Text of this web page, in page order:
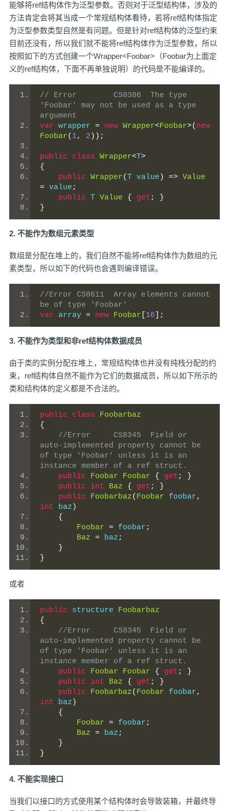
能够将ref结构体作为泛型参数。否则对于泛型结构体，涉及的
方法肯定会将其当成一个常规结构体看待，若将ref结构体指定
为泛型参数类型自然是有问题。但是针对ref结构体的泛型约束
目前还没有，所以我们就不能将ref结构体作为泛型参数，所以
按照如下的方式创建一个Wrapper<Foobar>（Foobar为上面定
义的ref结构体，下面不再单独说明）的代码是不能编译的。
// Error	CS0306	The type
'Foobar' may not be used as a type
argument
var wrapper = new Wrapper<Foobar>( new
Foobar( 1, 2 ));
public class Wrapper<T>
{
public Wrapper(T value ) => Value
= value ;
public T Value { get ;
}
}
2. 不能作为数组元素类型
数组是分配在堆上的，我们自然不能将ref结构体作为数组的元
素类型，所以如下的代码也会遇到编译错误。
//Error	CS0611	Array elements cannot
be of type 'Foobar'
var array = new Foobar 16 ];
3. 不能作为类型和非ref结构体数据成员
由于类的实例分配在堆上，常规结构体也并没有纯栈分配的约
束，ref结构体自然不能作为它们的数据成员，所以如下所示的
类和结构体的定义都是不合法的。
public class
Foobarbaz
{
//Error	CS8345	Field or
auto-implemented property cannot be
of type 'Foobar' unless it is an
instance member of a ref struct.
public
Foobar Foobar { get ;
}
public
int Baz { get ;
}
public
Foobarbaz( Foobar foobar,
int baz )
{
Foobar = foobar ;
Baz = baz ;
}
}
或者
public structure Foobarbaz
{
//Error	CS8345	Field or
auto-implemented property cannot be
of type 'Foobar' unless it is an
instance member of a ref struct.
public
Foobar Foobar { get ;
}
public
int Baz { get ;
}
public
Foobarbaz( Foobar foobar,
int baz )
{
Foobar = foobar ;
Baz = baz ;
}
}
4. 不能实现接口
当我们以接口的方式使用某个结构体时会导致装箱，并最终导